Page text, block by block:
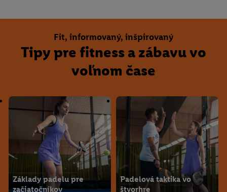
Fit, informovaný, inšpirovaný
Tipy pre fitness a zábavu vo
voľnom čase
Základy padelu pre
začiatočníkov
Padelová taktika vo
štvorhre